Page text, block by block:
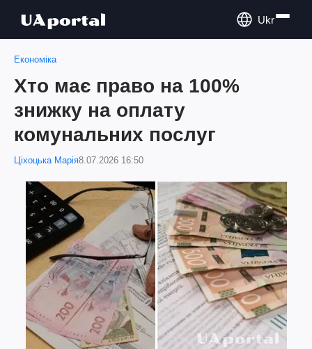
Ukr
Економіка
Хто має право на 100%
знижку на оплату
комунальних послуг
Ціхоцька Марія8.07.2026 16:50